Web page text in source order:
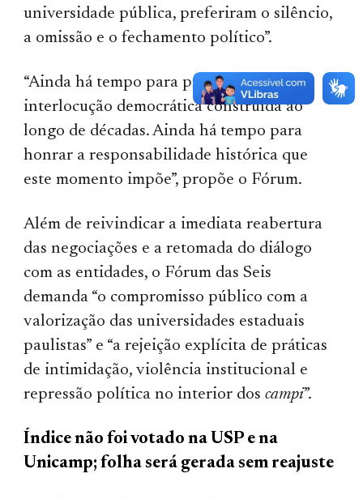
universidade pública, preferiram o silêncio,
a omissão e o fechamento político”.
“Ainda há tempo para preservar a
interlocução democrática construída ao
longo de décadas. Ainda há tempo para
honrar a responsabilidade histórica que
este momento impõe”, propõe o Fórum.
Além de reivindicar a imediata reabertura
das negociações e a retomada do diálogo
com as entidades, o Fórum das Seis
demanda “o compromisso público com a
valorização das universidades estaduais
paulistas” e “a rejeição explícita de práticas
de intimidação, violência institucional e
repressão política no interior doscampi”.
Índice não foi votado na USP e na
Unicamp; folha será gerada sem reajuste